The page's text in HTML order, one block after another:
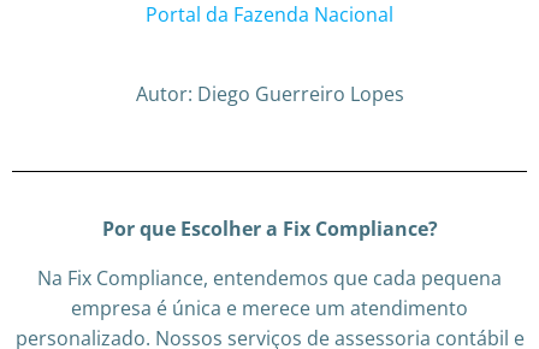
Portal da Fazenda Nacional
Autor: Diego Guerreiro Lopes
Por que Escolher a Fix Compliance?
Na Fix Compliance, entendemos que cada pequena
empresa é única e merece um atendimento
personalizado. Nossos serviços de assessoria contábil e